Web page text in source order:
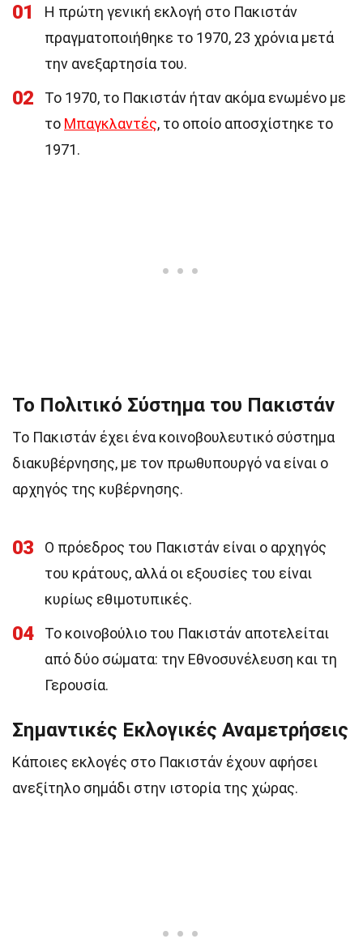
01
Η πρώτη γενική εκλογή στο Πακιστάν
πραγματοποιήθηκε το 1970, 23 χρόνια μετά
την ανεξαρτησία του.
02
Το 1970, το Πακιστάν ήταν ακόμα ενωμένο με
το Μπαγκλαντές, το οποίο αποσχίστηκε το
1971.
Το Πολιτικό Σύστημα του Πακιστάν
Το Πακιστάν έχει ένα κοινοβουλευτικό σύστημα
διακυβέρνησης, με τον πρωθυπουργό να είναι ο
αρχηγός της κυβέρνησης.
03
Ο πρόεδρος του Πακιστάν είναι ο αρχηγός
του κράτους, αλλά οι εξουσίες του είναι
κυρίως εθιμοτυπικές.
04
Το κοινοβούλιο του Πακιστάν αποτελείται
από δύο σώματα: την Εθνοσυνέλευση και τη
Γερουσία.
Σημαντικές Εκλογικές Αναμετρήσεις
Κάποιες εκλογές στο Πακιστάν έχουν αφήσει
ανεξίτηλο σημάδι στην ιστορία της χώρας.